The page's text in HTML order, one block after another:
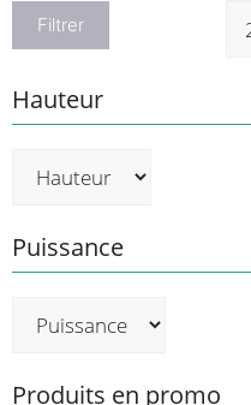
Filtrer
Hauteur
Puissance
Produits en promo